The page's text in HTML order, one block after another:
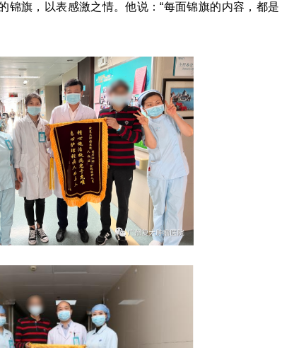
锦旗，以表感激之情。他说：“每面锦旗的内容，都是